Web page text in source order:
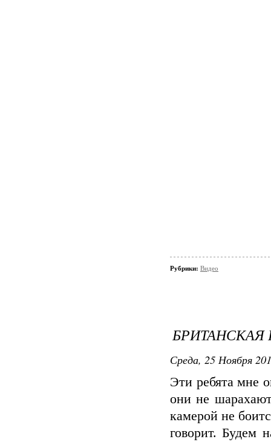
Рубрики: Видео
Среда, 25 Ноября
Эти ребята мне
они не
камерой не
говорит. Будем